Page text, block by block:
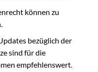
können zu
bezüglich der
sind für die
empfehlenswert.